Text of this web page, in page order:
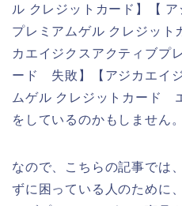
ル クレジットカード】【
プレミアムゲル クレジッ
カエイジクスアクティブプ
ード 失敗】【アジカエイ
ムゲル クレジットカード
をしているのかもしません。
なので、こちらの記事では
ずに困っている人のために